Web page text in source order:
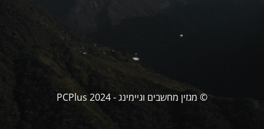
© מגזין מחשבים וגיימינג - PCPlus 2024